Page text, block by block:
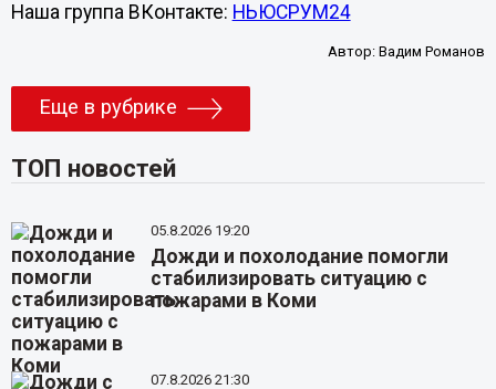
Наша группа ВКонтакте: НЬЮСРУМ24
Автор:Вадим Романов
Еще в рубрике
ТОП новостей
05.8.2026 19:20
Дожди и похолодание помогли
стабилизировать ситуацию с
пожарами в Коми
07.8.2026 21:30